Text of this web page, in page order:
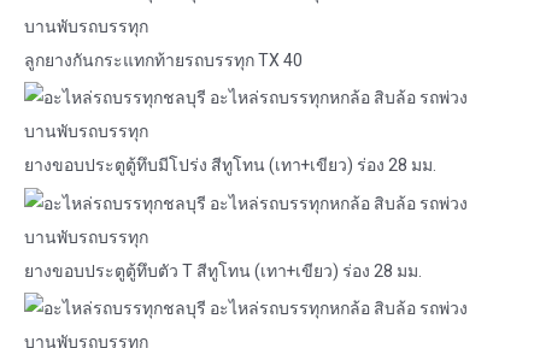
ลูกยางกันกระแทกท้ายรถบรรทุก TX 40
ยางขอบประตูตู้ทึบมีโปร่ง สีทูโทน (เทา+เขียว) ร่อง 28 มม.
ยางขอบประตูตู้ทึบตัว T สีทูโทน (เทา+เขียว) ร่อง 28 มม.